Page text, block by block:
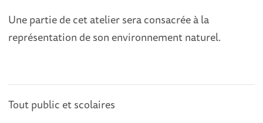
Une partie de cet atelier sera consacrée à la
représentation de son environnement naturel.
Tout public et scolaires